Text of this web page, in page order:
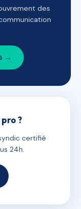
des
→
?
certifié
24h.